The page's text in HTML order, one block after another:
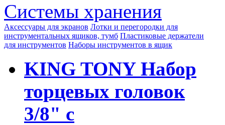
Системы хранения
Аксессуары для экранов Лотки и перегородки для
инструментальных ящиков, тумб Пластиковые держатели
для инструментов Наборы инструментов в ящик
KING TONY Набор
торцевых головок
3/8" с